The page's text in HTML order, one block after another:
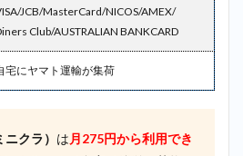
JCB/MasterCard/NICOS/AMEX/
Club/AUSTRALIAN BANKCARD
宅にヤマト運輸が集荷
クラ） は 月275円から利用でき